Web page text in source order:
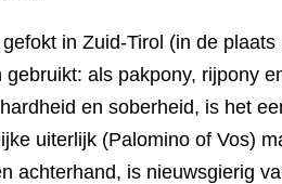
in Zuid-Tirol (in de
als pakpony, rijpony
en soberheid, is het
uiterlijk (Palomino of Vos)
is nieuwsgierig